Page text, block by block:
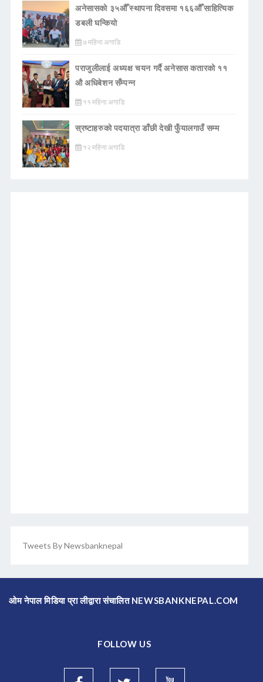
अनेसासको ३५औँ स्थापना दिवसमा १६६औँ साहित्यिक
डबली घन्कियाे
७ महिना अगाडि
पराजुलीलाई अध्यक्ष चयन गर्दै अनेसास कतारको ११
औ अधिबेशन सँम्पन्न
११ महिना अगाडि
स्रष्टाहरुको पदयात्रा डाँछी देखी फुँयालगाउँ सम्म
१२ महिना अगाडि
Tweets By Newsbanknepal
ओम नेपाल मिडिया प्रा लीद्वारा संचालित NEWSBANKNEPAL.COM
FOLLOW US